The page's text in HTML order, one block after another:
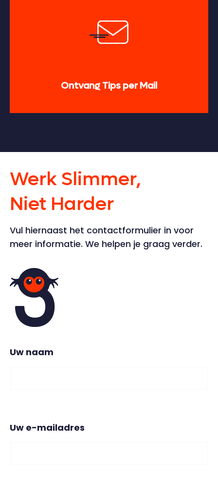
Ontvang Tips per Mail
Werk Slimmer,
Niet Harder
Vul hiernaast het contactformulier in voor
meer informatie. We helpen je graag verder.
Uw naam
Uw e-mailadres